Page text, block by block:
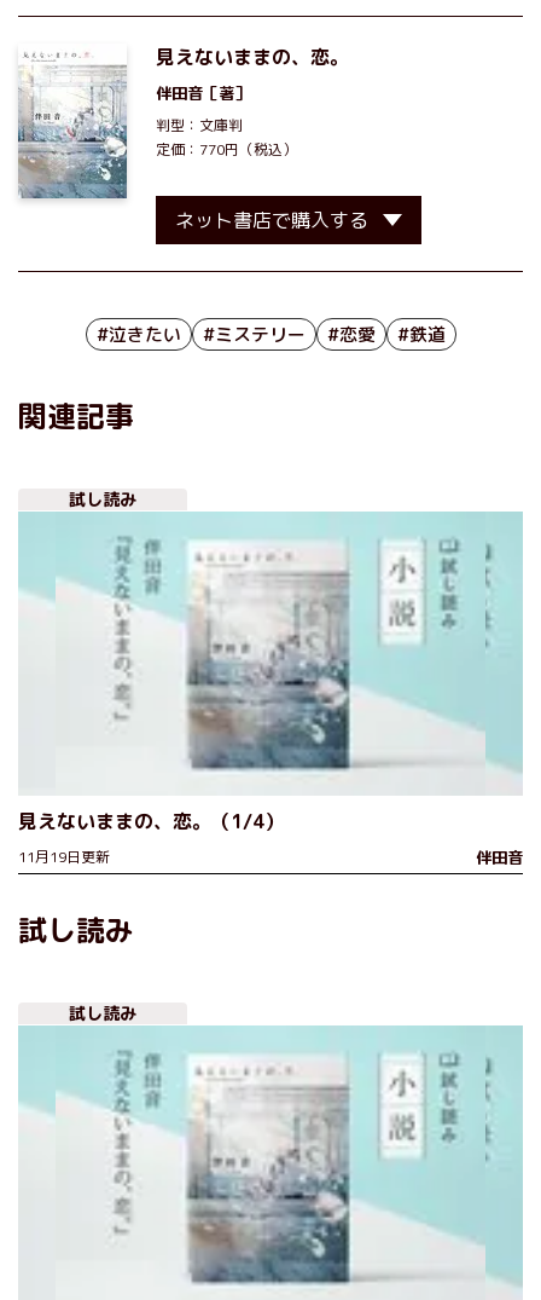
見えないままの、恋。
伴田音 ［著］
判型：文庫判
定価：770円（税込）
ネット書店で購入する
#泣きたい #ミステリー #恋愛 #鉄道
関連記事
試し読み
見えないままの、恋。（1/4）
11月19日更新 伴田音
試し読み
試し読み